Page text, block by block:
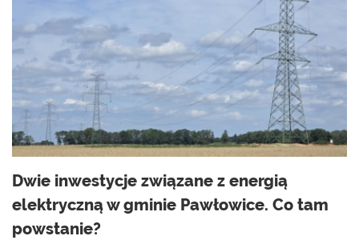
Dwie inwestycje związane z energią
elektryczną w gminie Pawłowice. Co tam
powstanie?